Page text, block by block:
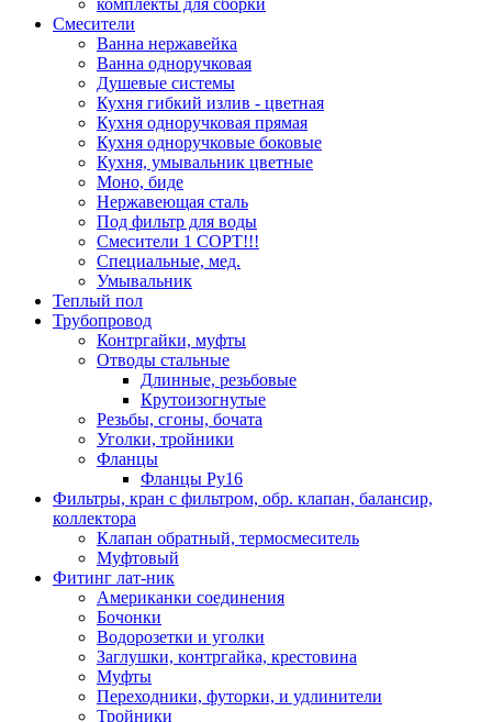
комплекты для сборки
Смесители
Ванна нержавейка
Ванна одноручковая
Душевые системы
Кухня гибкий излив - цветная
Кухня одноручковая прямая
Кухня одноручковые боковые
Кухня, умывальник цветные
Моно, биде
Нержавеющая сталь
Под фильтр для воды
Смесители 1 СОРТ!!!
Специальные, мед.
Умывальник
Теплый пол
Трубопровод
Контргайки, муфты
Отводы стальные
Длинные, резьбовые
Крутоизогнутые
Резьбы, сгоны, бочата
Уголки, тройники
Фланцы
Фланцы Ру16
Фильтры, кран с фильтром, обр. клапан, балансир,
коллектора
Клапан обратный, термосмеситель
Муфтовый
Фитинг лат-ник
Американки соединения
Бочонки
Водорозетки и уголки
Заглушки, контргайка, крестовина
Муфты
Переходники, футорки, и удлинители
Тройники